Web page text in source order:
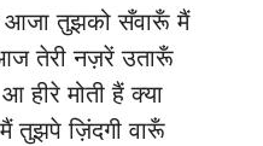
तुझको सँवारूँ मैं
तेरी नज़रें उतारूँ
आ हीरे मोती हैं क्या
मैं तुझपे ज़िंदगी वारूँ